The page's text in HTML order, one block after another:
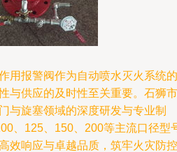
用报警阀作为自动喷水灭火系统的
与供应的及时性至关重要。石狮市
与旋塞领域的深度研发与专业制
、125、150、200等主流口径型
效响应与卓越品质，筑牢火灾防控